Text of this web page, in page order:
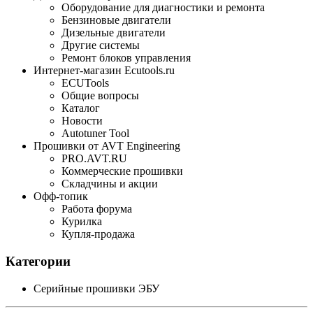
Оборудование для диагностики и ремонта
Бензиновые двигатели
Дизельные двигатели
Другие системы
Ремонт блоков управления
Интернет-магазин Ecutools.ru
ECUTools
Общие вопросы
Каталог
Новости
Autotuner Tool
Прошивки от AVT Engineering
PRO.AVT.RU
Коммерческие прошивки
Складчины и акции
Офф-топик
Работа форума
Курилка
Купля-продажа
Категории
Серийные прошивки ЭБУ